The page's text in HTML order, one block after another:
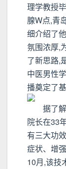
理学教授
腺W点,青
细介绍了
氛围浓厚,
了新思路,
中医男性
播奠定了基
据了
院长在33
有三大功
症状、增
10月,该技